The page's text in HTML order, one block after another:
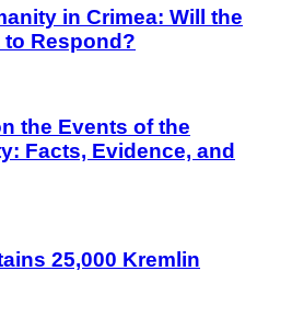
in Crimea: Will the
Respond?
the Events of the
Facts, Evidence, and
25,000 Kremlin